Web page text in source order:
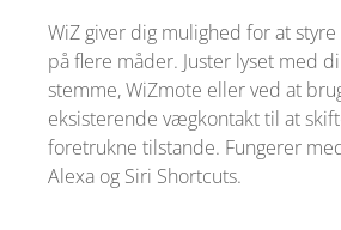
WiZ giver dig mulighed for at
på flere måder. Juster lyset med
stemme, WiZmote eller ved at
eksisterende vægkontakt til at
foretrukne tilstande. Fungerer
Alexa og Siri Shortcuts.